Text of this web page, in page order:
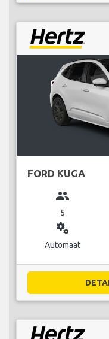
FORD KUGA
group
5
miscellaneous_services
Automaat